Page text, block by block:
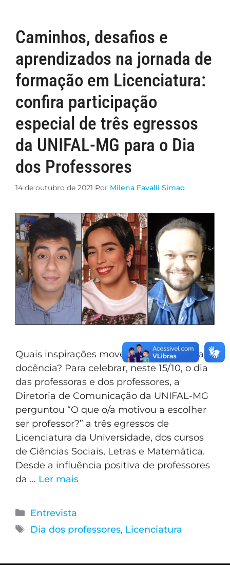
Caminhos, desafios e
aprendizados na jornada de
formação em Licenciatura:
confira participação
especial de três egressos
da UNIFAL-MG para o Dia
dos Professores
14 de outubro de 2021 Por Milena Favalli Simao
Quais inspirações movem a escolha pela
docência? Para celebrar, neste 15/10, o dia
das professoras e dos professores, a
Diretoria de Comunicação da UNIFAL-MG
perguntou “O que o/a motivou a escolher
ser professor?” a três egressos de
Licenciatura da Universidade, dos cursos
de Ciências Sociais, Letras e Matemática.
Desde a influência positiva de professores
da … Ler mais
Entrevista
Dia dos professores, Licenciatura